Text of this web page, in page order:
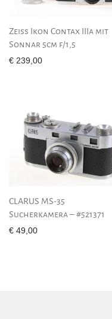
Zeiss Ikon Contax IIIa mit
Sonnar 5cm f/1,5
€ 239,00
CLARUS MS-35
Sucherkamera – #521371
€ 49,00